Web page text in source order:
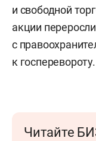
и свободной
акции
с
к госперевороту.
Читайте